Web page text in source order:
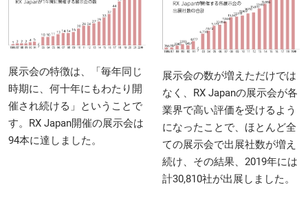
展示会の特徴は、「毎年同じ
時期に、何十年にもわたり開
催され続ける」ということで
す。RX Japan開催の展示会は
94本に達しました。
展示会の数が増えただけでは
なく、RX Japanの展示会が各
業界で高い評価を受けるよう
になったことで、ほとんど全
ての展示会で出展社数が増え
続け、その結果、2019年には
計30,810社が出展しました。